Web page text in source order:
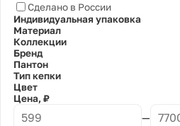
Сделано в России
Индивидуальная упаковка
Материал
Коллекции
Бренд
Пантон
Тип кепки
Цвет
Цена, ₽
—